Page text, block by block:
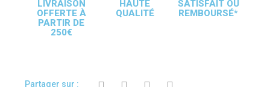
LIVRAISON
OFFERTE À
PARTIR DE
250€
HAUTE
QUALITÉ
SATISFAIT OU
REMBOURSÉ*
Partager sur :